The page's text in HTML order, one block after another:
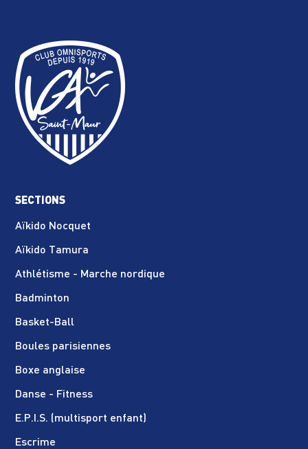
SECTIONS
Aïkido Nocquet
Aïkido Tamura
Athlétisme - Marche nordique
Badminton
Basket-Ball
Boules parisiennes
Boxe anglaise
Danse - Fitness
E.P.I.S. (multisport enfant)
Escrime